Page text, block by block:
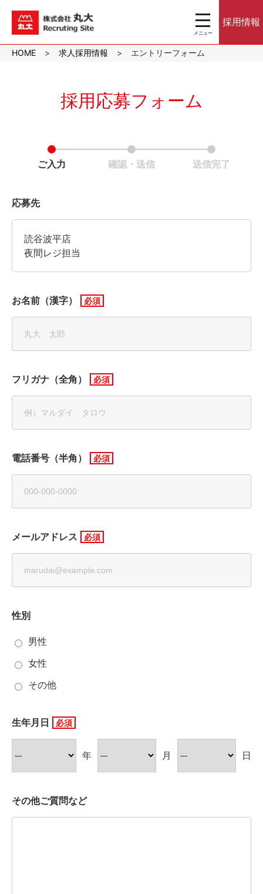
沖縄のスーパーマ
ーケット株式会社
toggle
navigation
メニュー
採用情報
HOME 求人採用情報 エントリーフォーム
採用応募フォーム
ご入力 確認・送信 送信完了
応募先
読谷波平店
夜間レジ担当
お名前（漢字）
フリガナ（全角）
電話番号（半角）
メールアドレス
性別
男性
女性
その他
生年月日
年 月 日
その他ご質問など